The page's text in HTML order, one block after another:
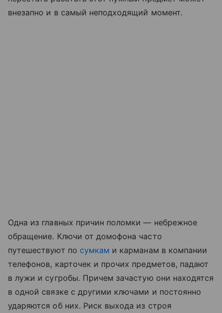
внезапно и в самый неподходящий момент.
Одна из главных причин поломки — небрежное
обращение. Ключи от домофона часто
путешествуют по сумкам и карманам в компании
телефонов, карточек и прочих предметов, падают
в лужи и сугробы. Причем зачастую они находятся
в одной связке с другими ключами и постоянно
ударяются об них. Риск выхода из строя